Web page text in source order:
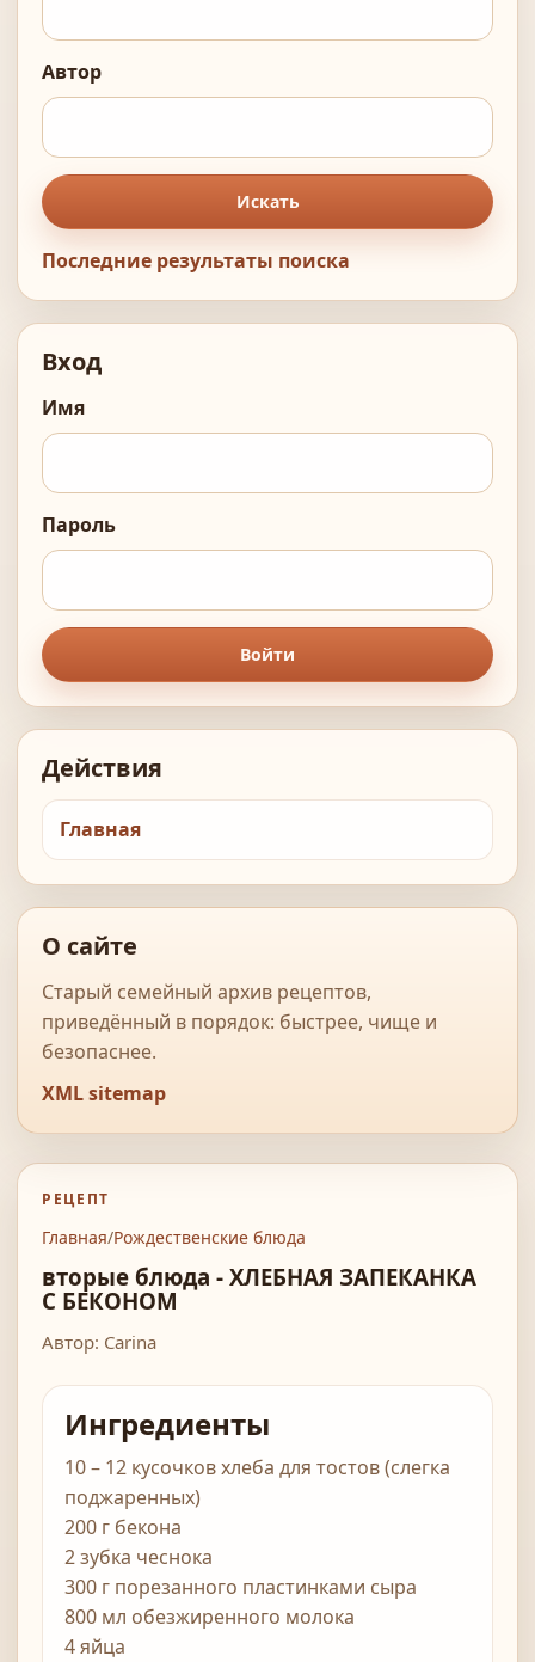
Автор
Искать
Последние результаты поиска
Вход
Имя
Пароль
Войти
Действия
Главная
О сайте
Старый семейный архив рецептов,
приведённый в порядок: быстрее, чище и
безопаснее.
XML sitemap
РЕЦЕПТ
Главная/Рождественские блюда
вторые блюда - ХЛЕБНАЯ ЗАПЕКАНКА
С БЕКОНОМ
Автор: Carina
Ингредиенты
10 – 12 кусочков хлеба для тостов (слегка
поджаренных)
200 г бекона
2 зубка чеснока
300 г порезанного пластинками сыра
800 мл обезжиренного молока
4 яйца